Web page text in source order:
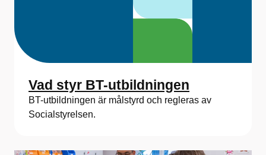
Vad styr BT-utbildningen
BT-utbildningen är målstyrd och regleras av
Socialstyrelsen.